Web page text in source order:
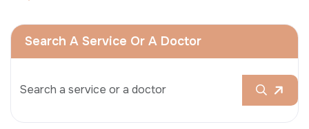
Search A Service Or A Doctor